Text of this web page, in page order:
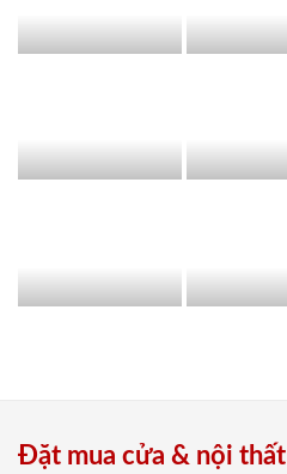
Đặt mua cửa & nội